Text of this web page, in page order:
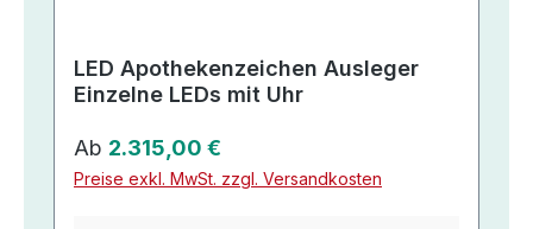
LED Apothekenzeichen Ausleger
Einzelne LEDs mit Uhr
Regulärer Preis:
Ab 2.315,00 €
Preise exkl. MwSt. zzgl. Versandkosten